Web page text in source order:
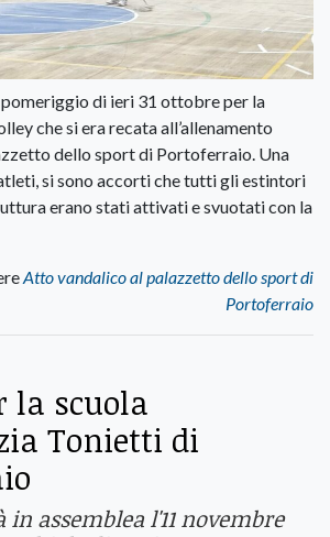
di ieri 31 ottobre per la
che si era recata all’allenamento
dello sport di Portoferraio. Una
si sono accorti che tutti gli estintori
erano stati attivati e svuotati con la
Atto vandalico al palazzetto dello sport di
Portoferraio
la scuola
Tonietti di
in assemblea l'11 novembre